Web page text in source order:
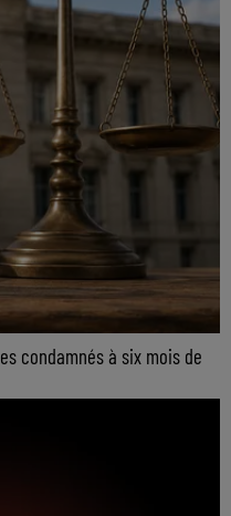
condamnés à six mois de